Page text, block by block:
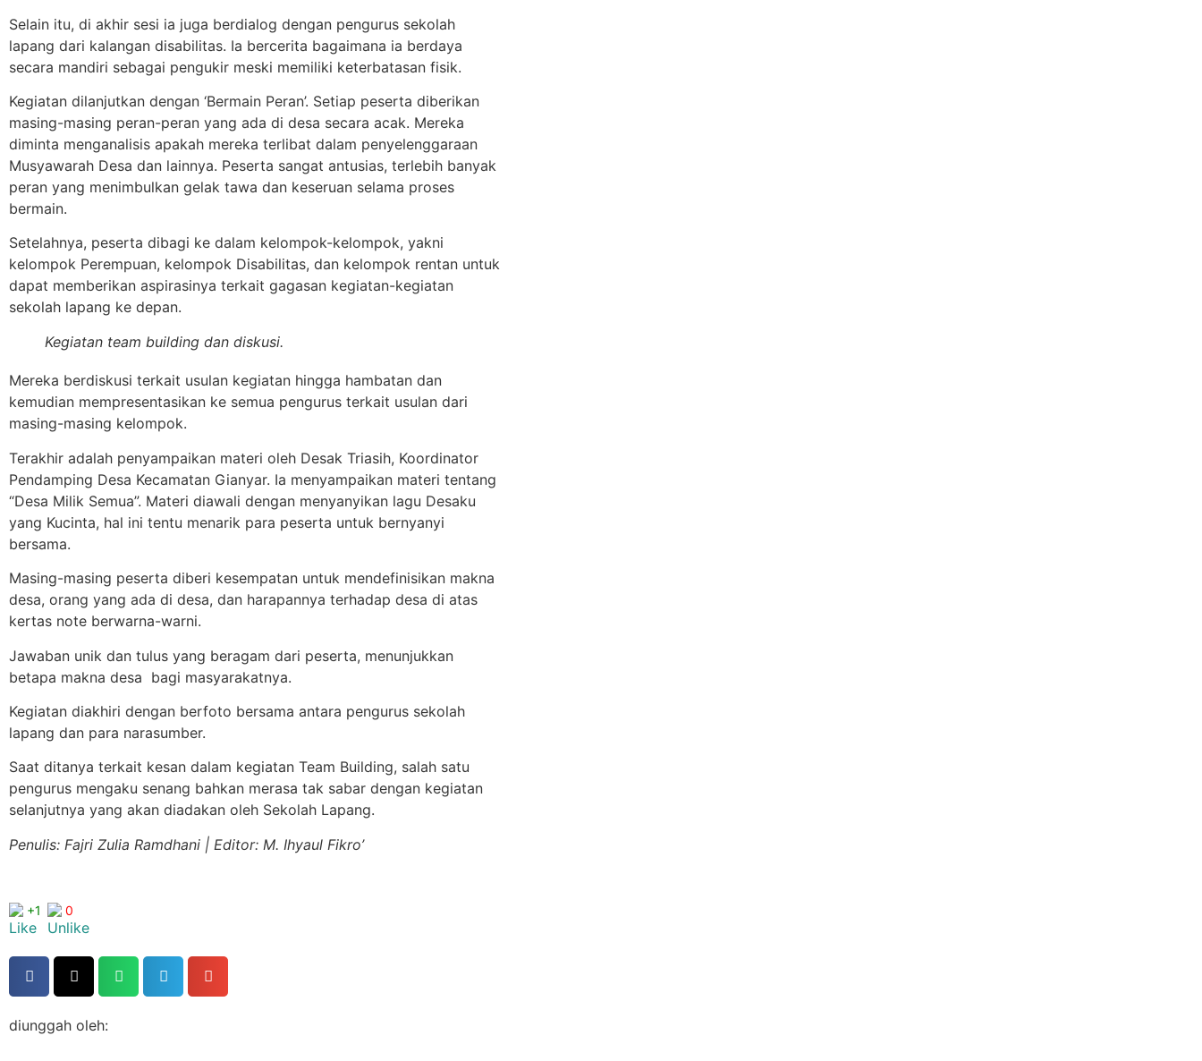
Selain itu, di akhir sesi ia juga berdialog dengan pengurus sekolah
lapang dari kalangan disabilitas. Ia bercerita bagaimana ia berdaya
secara mandiri sebagai pengukir meski memiliki keterbatasan fisik.
Kegiatan dilanjutkan dengan ‘Bermain Peran’. Setiap peserta diberikan
masing-masing peran-peran yang ada di desa secara acak. Mereka
diminta menganalisis apakah mereka terlibat dalam penyelenggaraan
Musyawarah Desa dan lainnya. Peserta sangat antusias, terlebih banyak
peran yang menimbulkan gelak tawa dan keseruan selama proses
bermain.
Setelahnya, peserta dibagi ke dalam kelompok-kelompok, yakni
kelompok Perempuan, kelompok Disabilitas, dan kelompok rentan untuk
dapat memberikan aspirasinya terkait gagasan kegiatan-kegiatan
sekolah lapang ke depan.
Kegiatan team building dan diskusi.
Mereka berdiskusi terkait usulan kegiatan hingga hambatan dan
kemudian mempresentasikan ke semua pengurus terkait usulan dari
masing-masing kelompok.
Terakhir adalah penyampaikan materi oleh Desak Triasih, Koordinator
Pendamping Desa Kecamatan Gianyar. Ia menyampaikan materi tentang
“Desa Milik Semua”. Materi diawali dengan menyanyikan lagu Desaku
yang Kucinta, hal ini tentu menarik para peserta untuk bernyanyi
bersama.
Masing-masing peserta diberi kesempatan untuk mendefinisikan makna
desa, orang yang ada di desa, dan harapannya terhadap desa di atas
kertas note berwarna-warni.
Jawaban unik dan tulus yang beragam dari peserta, menunjukkan
betapa makna desa bagi masyarakatnya.
Kegiatan diakhiri dengan berfoto bersama antara pengurus sekolah
lapang dan para narasumber.
Saat ditanya terkait kesan dalam kegiatan Team Building, salah satu
pengurus mengaku senang bahkan merasa tak sabar dengan kegiatan
selanjutnya yang akan diadakan oleh Sekolah Lapang.
Penulis: Fajri Zulia Ramdhani | Editor: M. Ihyaul Fikro’
+1 0
diunggah oleh: